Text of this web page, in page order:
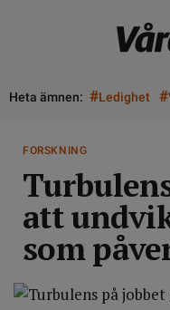
Heta ämnen: #Ledighet #
FORSKNING
att
som